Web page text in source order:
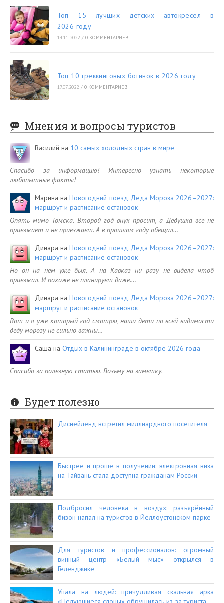
Топ 15 лучших детских автокресел в
2026 году
14.11.2022 / 0 КОММЕНТАРИЕВ
Топ 10 треккинговых ботинок в 2026 году
17.07.2022 / 0 КОММЕНТАРИЕВ
Мнения и вопросы туристов
Василий на 10 самых холодных стран в мире
Спасибо за информацию! Интересно узнать некоторые
любопытные факты!
Марина наНовогодний поезд Деда Мороза 2026–2027:
маршрут и расписание остановок
Опять мимо Томска. Второй год внук просит, а Дедушка все не
приезжает и не приезжает. А в прошлом году обещал…
Динара наНовогодний поезд Деда Мороза 2026–2027:
маршрут и расписание остановок
Но он на нем уже был. А на Кавказ ни разу не видела чтоб
приезжал. И похоже не планирует даже.…
Динара наНовогодний поезд Деда Мороза 2026–2027:
маршрут и расписание остановок
Вот и я уже который год смотрю, наши дети по всей видимости
деду морозу не сильно важны…
Саша на Отдых в Калининграде в октябре 2026 года
Спасибо за полезную статью. Возьму на заметку.
Будет полезно
Диснейленд встретил миллиардного посетителя
Быстрее и проще в получении: электронная виза
на Тайвань стала доступна гражданам России
Подбросил человека в воздух: разъярённый
бизон напал на туристов в Йеллоустонском парке
Для туристов и профессионалов: огромный
винный центр «Белый мыс» открылся в
Геленджике
Упала на людей: причудливая скальная арка